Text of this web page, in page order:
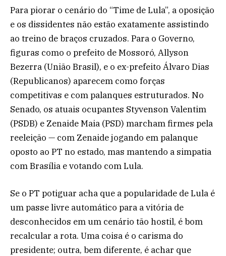
Para piorar o cenário do “Time de Lula”, a oposição
e os dissidentes não estão exatamente assistindo
ao treino de braços cruzados. Para o Governo,
figuras como o prefeito de Mossoró, Allyson
Bezerra (União Brasil), e o ex-prefeito Álvaro Dias
(Republicanos) aparecem como forças
competitivas e com palanques estruturados. No
Senado, os atuais ocupantes Styvenson Valentim
(PSDB) e Zenaide Maia (PSD) marcham firmes pela
reeleição — com Zenaide jogando em palanque
oposto ao PT no estado, mas mantendo a simpatia
com Brasília e votando com Lula.
Se o PT potiguar acha que a popularidade de Lula é
um passe livre automático para a vitória de
desconhecidos em um cenário tão hostil, é bom
recalcular a rota. Uma coisa é o carisma do
presidente; outra, bem diferente, é achar que